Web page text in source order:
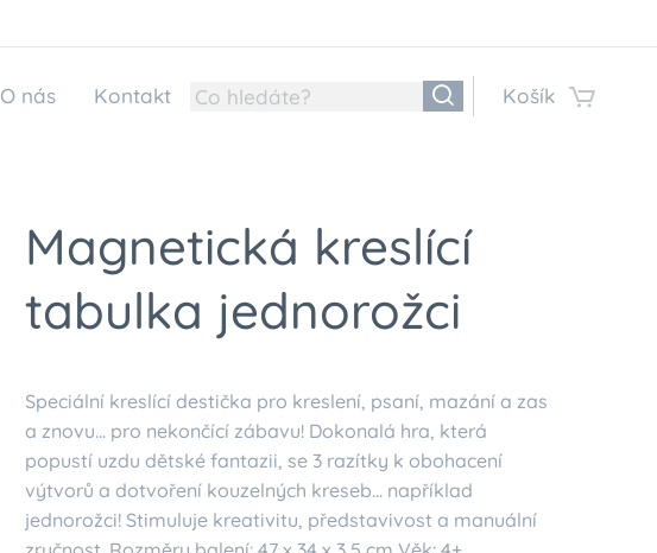
O nás Kontakt Košík
Magnetická kreslící
tabulka jednorožci
Speciální kreslící destička pro kreslení, psaní, mazání a zas
a znovu... pro nekončící zábavu! Dokonalá hra, která
popustí uzdu dětské fantazii, se 3 razítky k obohacení
výtvorů a dotvoření kouzelných kreseb... například
jednorožci! Stimuluje kreativitu, představivost a manuální